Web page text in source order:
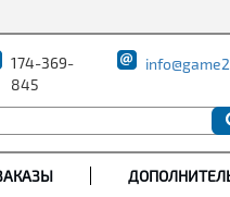
174-369-
845